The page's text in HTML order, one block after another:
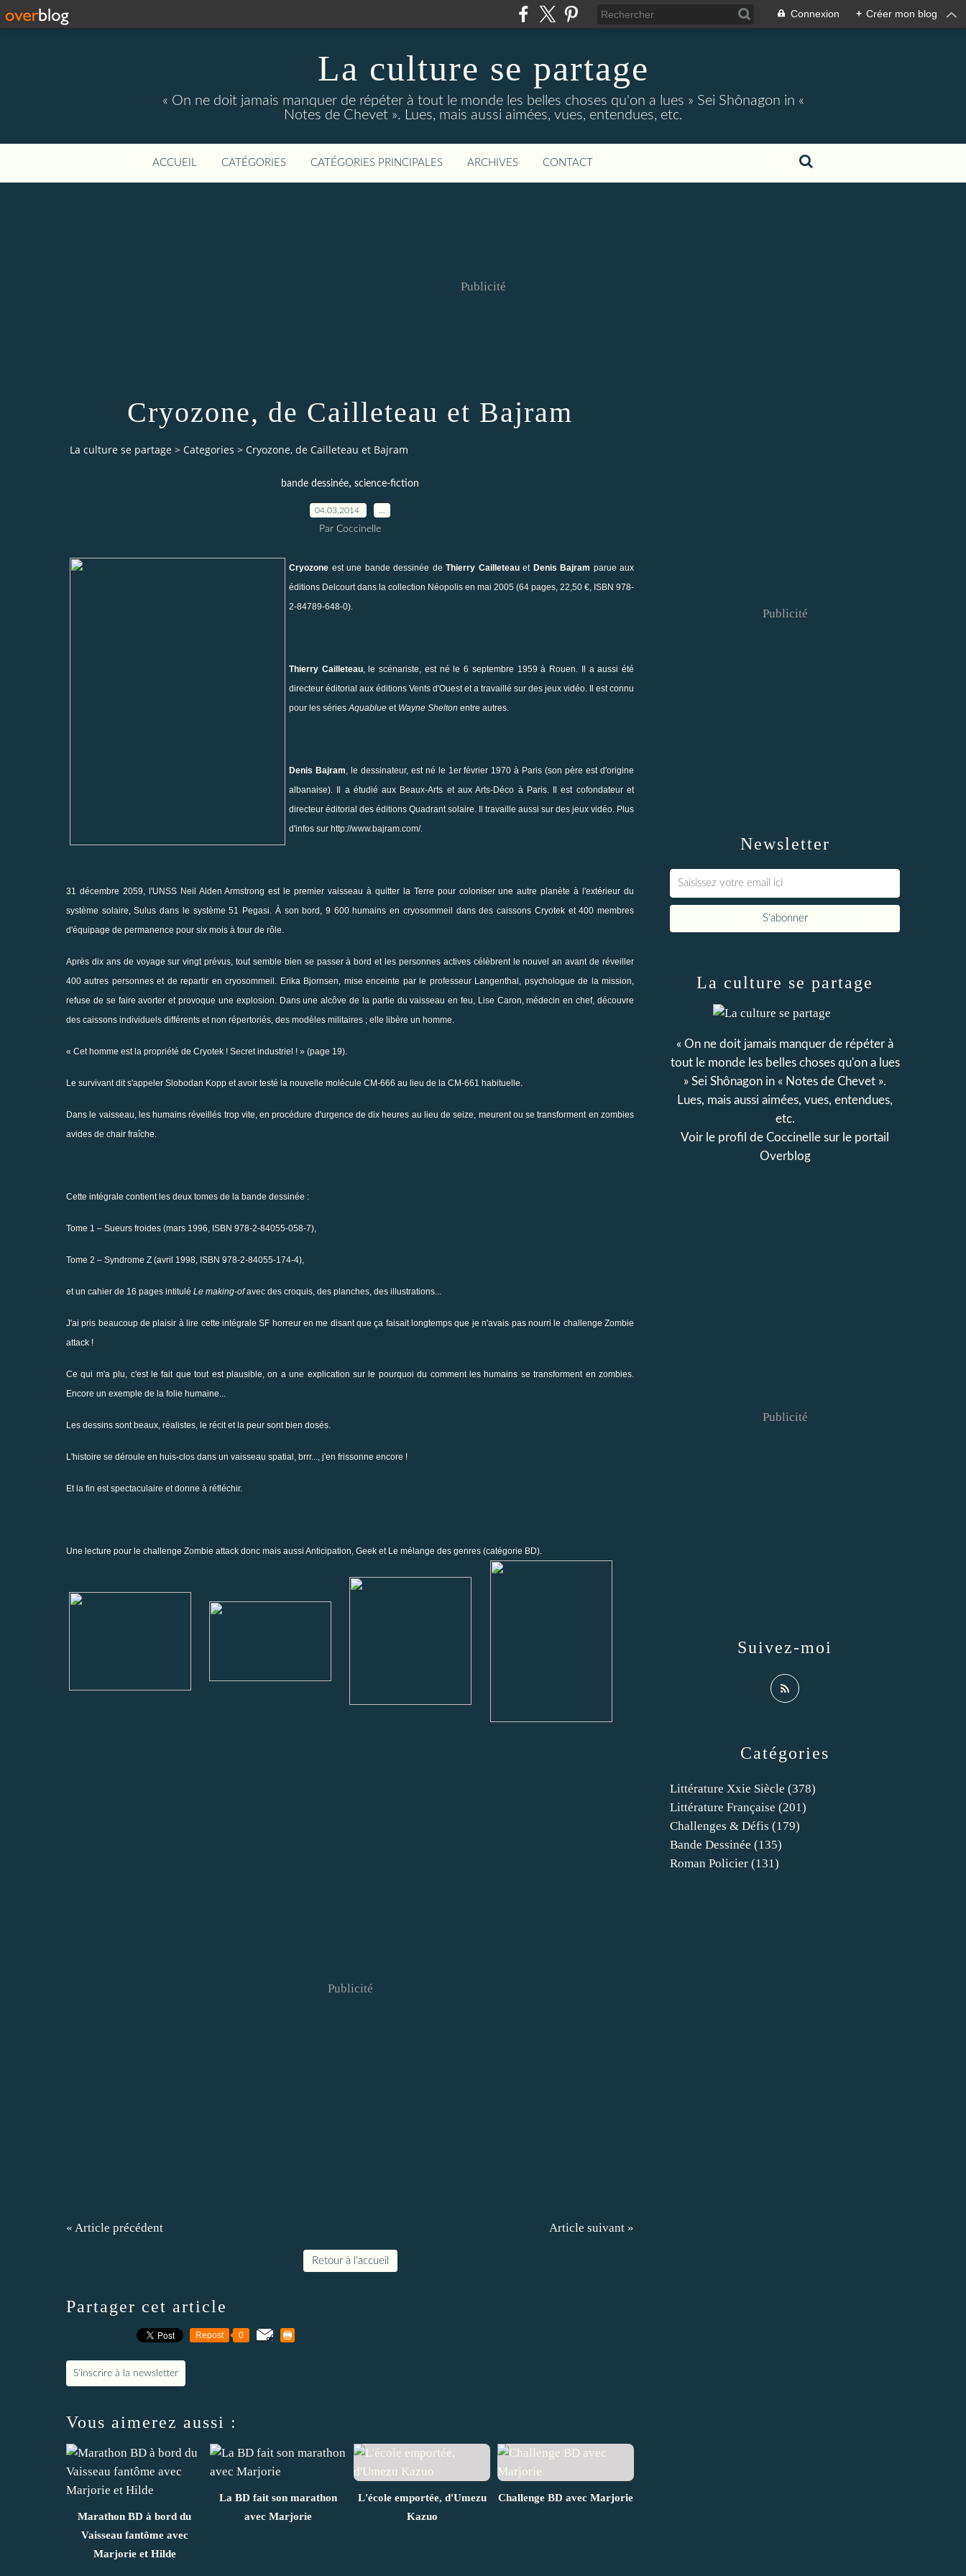
Connexion + Créer mon blog
La culture se partage
« On ne doit jamais manquer de répéter à tout le monde les belles choses qu'on a lues » Sei Shônagon in «
Notes de Chevet ». Lues, mais aussi aimées, vues, entendues, etc.
ACCUEIL CATÉGORIES CATÉGORIES PRINCIPALES ARCHIVES CONTACT
Publicité
Cryozone, de Cailleteau et Bajram
La culture se partage > Categories > Cryozone, de Cailleteau et Bajram
bande dessinée, science-fiction
04.03.2014
Par Coccinelle
Cryozone est une bande dessinée de Thierry Cailleteauet Denis Bajram parue aux
éditions Delcourtdans la collection Néopolis en mai 2005 (64 pages, 22,50 €, ISBN 978-
2-84789-648-0).
Thierry Cailleteau, le scénariste, est né le 6 septembre 1959 à Rouen. Il a aussi été
directeur éditorial aux éditions Vents d'Ouest et a travaillé sur des jeux vidéo. Il est connu
pour les séries Aquablue et Wayne Shelton entre autres.
Denis Bajram , le dessinateur, est né le 1er février 1970 à Paris (son père est d'origine
albanaise). Il a étudié aux Beaux-Arts et aux Arts-Déco à Paris. Il est cofondateur et
directeur éditorial des éditions Quadrant solaire. Il travaille aussi sur des jeux vidéo. Plus
d'infos sur http://www.bajram.com/.
31 décembre 2059, l'UNSS Neil Alden Armstrong est le premier vaisseau à quitter la Terre pour coloniser une autre planète à l'extérieur du
système solaire, Sulus dans le système 51 Pegasi. À son bord, 9 600 humains en cryosommeil dans des caissons Cryotek et 400 membres
d'équipage de permanence pour six mois à tour de rôle.
Après dix ans de voyage sur vingt prévus, tout semble bien se passer à bord et les personnes actives célèbrent le nouvel an avant de réveiller
400 autres personnes et de repartir en cryosommeil. Erika Bjornsen, mise enceinte par le professeur Langenthal, psychologue de la mission,
refuse de se faire avorter et provoque une explosion. Dans une alcôve de la partie du vaisseau en feu, Lise Caron, médecin en chef, découvre
des caissons individuels différents et non répertoriés, des modèles militaires ; elle libère un homme.
« Cet homme est la propriété de Cryotek ! Secret industriel ! » (page 19).
Le survivant dit s'appeler Slobodan Kopp et avoir testé la nouvelle molécule CM-666 au lieu de la CM-661 habituelle.
Dans le vaisseau, les humains réveillés trop vite, en procédure d'urgence de dix heures au lieu de seize, meurent ou se transforment en zombies
avides de chair fraîche.
Cette intégrale contient les deux tomes de la bande dessinée :
Tome 1 – Sueurs froides (mars 1996, ISBN 978-2-84055-058-7),
Tome 2 – Syndrome Z (avril 1998, ISBN 978-2-84055-174-4),
et un cahier de 16 pages intitulé Le making-ofavec des croquis, des planches, des illustrations...
J'ai pris beaucoup de plaisir à lire cette intégrale SF horreur en me disant que ça faisait longtemps que je n'avais pas nourri le challenge Zombie
attack !
Ce qui m'a plu, c'est le fait que tout est plausible, on a une explication sur le pourquoi du comment les humains se transforment en zombies.
Encore un exemple de la folie humaine...
Les dessins sont beaux, réalistes, le récit et la peur sont bien dosés.
L'histoire se déroule en huis-clos dans un vaisseau spatial, brrr..., j'en frissonne encore !
Et la fin est spectaculaire et donne à réfléchir.
Une lecture pour le challenge Zombie attack donc mais aussi Anticipation Geek et Le mélange des genres (catégorie BD).
Publicité
« Article précédent Article suivant »
Retour à l'accueil
Partager cet article
Repost 0
S'inscrire à la newsletter
Vous aimerez aussi :
Marathon BD à bord du
Vaisseau fantôme avec
Marjorie et Hilde
La BD fait son marathon
avec Marjorie
L'école emportée, d'Umezu
Kazuo
Challenge BD avec Marjorie
Newsletter
Publicité
Catégories
Littérature Xxie Siècle (378)
Littérature Française (201)
Challenges & Défis (179)
Bande Dessinée (135)
Roman Policier (131)
La culture se partage
« On ne doit jamais manquer de répéter à
tout le monde les belles choses qu'on a lues
» Sei Shônagon in « Notes de Chevet ».
Lues, mais aussi aimées, vues, entendues,
etc.
Voir le profil de Coccinelle sur le portail
Overblog
Suivez-moi
Publicité